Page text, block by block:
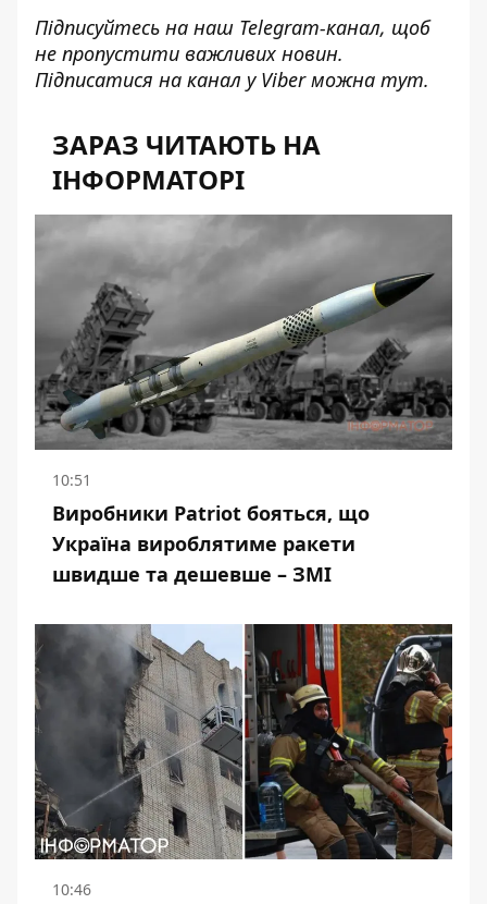
Підписуйтесь на наш Telegram-канал, щоб
не пропустити важливих новин.
Підписатися на канал у Viber можна тут.
ЗАРАЗ ЧИТАЮТЬ НА
ІНФОРМАТОРІ
10:51
Виробники Patriot бояться, що
Україна вироблятиме ракети
швидше та дешевше – ЗМІ
10:46